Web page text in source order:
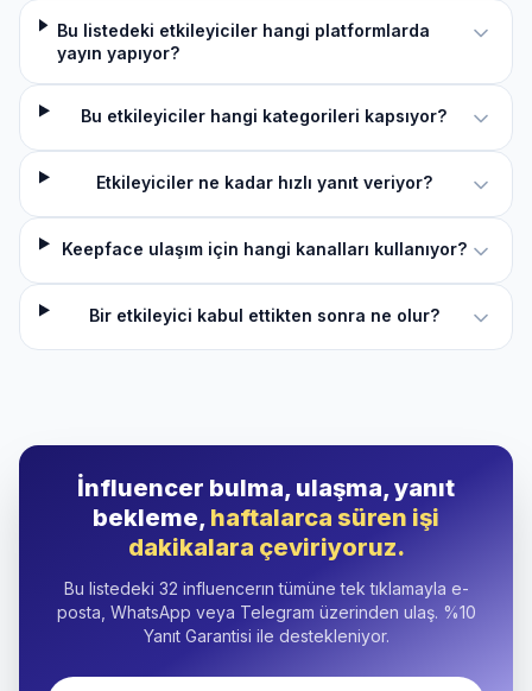
Bu listedeki etkileyiciler hangi platformlarda
yayın yapıyor?
Bu etkileyiciler hangi kategorileri kapsıyor?
Etkileyiciler ne kadar hızlı yanıt veriyor?
Keepface ulaşım için hangi kanalları kullanıyor?
Bir etkileyici kabul ettikten sonra ne olur?
İnfluencer bulma, ulaşma, yanıt
bekleme, haftalarca süren işi
dakikalara çeviriyoruz.
Bu listedeki 32 influencerın tümüne tek tıklamayla e-
posta, WhatsApp veya Telegram üzerinden ulaş. %10
Yanıt Garantisi ile destekleniyor.